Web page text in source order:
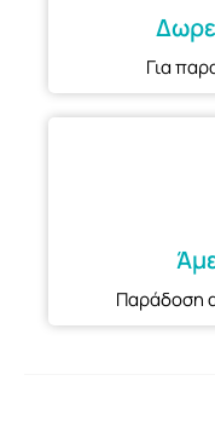
Για
Παράδοση